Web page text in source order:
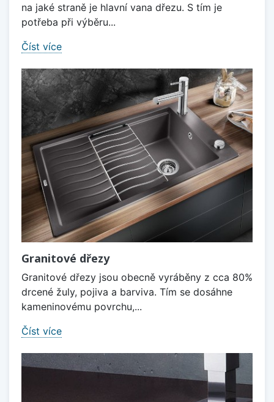
na jaké straně je hlavní vana dřezu. S tím je
potřeba při výběru...
Číst více
Granitové dřezy
Granitové dřezy jsou obecně vyráběny z cca 80%
drcené žuly, pojiva a barviva. Tím se dosáhne
kameninovému povrchu,...
Číst více